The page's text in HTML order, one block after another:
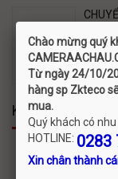
02-
KHUYẾN MÃI
TIMER
Chào mừng quý
C
Từ ngày 24/10/
hàng sp Zkteco
mua.
Quý khách có
HOTLINE: 0283
Xin chân thành